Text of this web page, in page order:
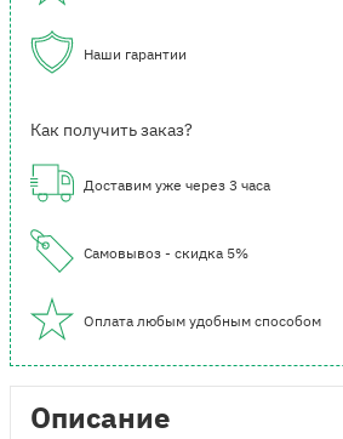
Наши гарантии
Как получить заказ?
Доставим уже через 3 часа
Самовывоз - скидка 5%
Оплата любым удобным способом
Описание